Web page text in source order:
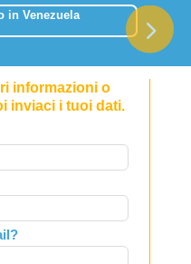
in Venezuela
informazioni o
inviaci i tuoi dati.